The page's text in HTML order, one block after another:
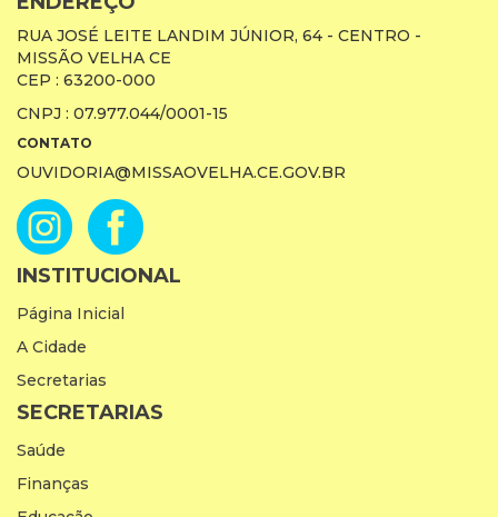
RUA JOSÉ LEITE LANDIM JÚNIOR, 64 - CENTRO -
MISSÃO VELHA CE
CEP : 63200-000
CNPJ : 07.977.044/0001-15
CONTATO
OUVIDORIA@MISSAOVELHA.CE.GOV.BR
INSTITUCIONAL
Página Inicial
A Cidade
Secretarias
SECRETARIAS
Saúde
Finanças